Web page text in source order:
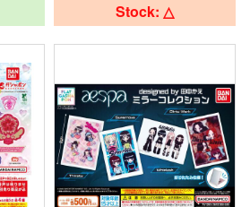
Stock: △